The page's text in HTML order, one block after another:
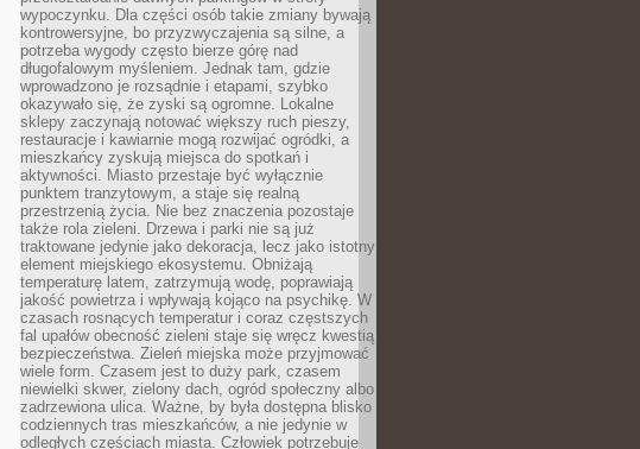
wypoczynku. Dla części osób takie zmiany bywają
kontrowersyjne, bo przyzwyczajenia są silne, a
potrzeba wygody często bierze górę nad
długofalowym myśleniem. Jednak tam, gdzie
wprowadzono je rozsądnie i etapami, szybko
okazywało się, że zyski są ogromne. Lokalne
sklepy zaczynają notować większy ruch pieszy,
restauracje i kawiarnie mogą rozwijać ogródki, a
mieszkańcy zyskują miejsca do spotkań i
aktywności. Miasto przestaje być wyłącznie
punktem tranzytowym, a staje się realną
przestrzenią życia. Nie bez znaczenia pozostaje
także rola zieleni. Drzewa i parki nie są już
traktowane jedynie jako dekoracja, lecz jako istotny
element miejskiego ekosystemu. Obniżają
temperaturę latem, zatrzymują wodę, poprawiają
jakość powietrza i wpływają kojąco na psychikę. W
czasach rosnących temperatur i coraz częstszych
fal upałów obecność zieleni staje się wręcz kwestią
bezpieczeństwa. Zieleń miejska może przyjmować
wiele form. Czasem jest to duży park, czasem
niewielki skwer, zielony dach, ogród społeczny albo
zadrzewiona ulica. Ważne, by była dostępna blisko
codziennych tras mieszkańców, a nie jedynie w
odległych częściach miasta. Człowiek potrzebuje